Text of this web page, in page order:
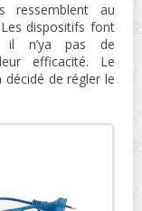
ressemblent au
dispositifs font
il n’ya pas de
efficacité. Le
de régler le